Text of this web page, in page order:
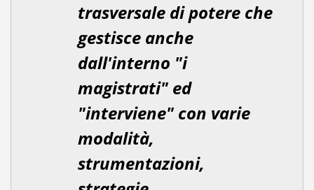
trasversale di potere che
gestisce anche
dall'interno "i
magistrati" ed
"interviene" con varie
modalità,
strumentazioni,